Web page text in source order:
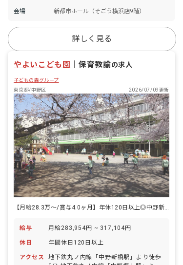
会場 新都市ホール（そごう横浜店9階）
詳しく見る
やよいこども園 ｜保育教諭の求人
子どもの森グループ
東京都/中野区
2026/07/09更新
【月給28.3万〜/賞与4.0ヶ月】年休120日以上◎中野新橋駅5分の好待遇★
給与 月給283,954円 ~ 317,104円
休日 年間休日120日以上
アクセス
地下鉄丸ノ内線「中野新橋駅」より徒歩